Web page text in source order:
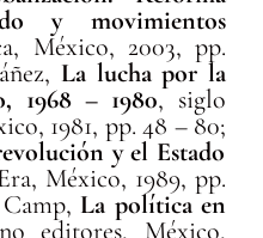
y movimientos
México, 2003, pp.
La lucha por la
1968 – 1980, siglo
1981, pp. 48 – 80;
y el Estado
México, 1989, pp.
Camp,La política en
editores, México,